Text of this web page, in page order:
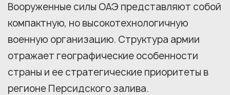
Вооруженные силы ОАЭ представляют собой
компактную, но высокотехнологичную
военную организацию. Структура армии
отражает географические особенности
страны и ее стратегические приоритеты в
регионе Персидского залива.